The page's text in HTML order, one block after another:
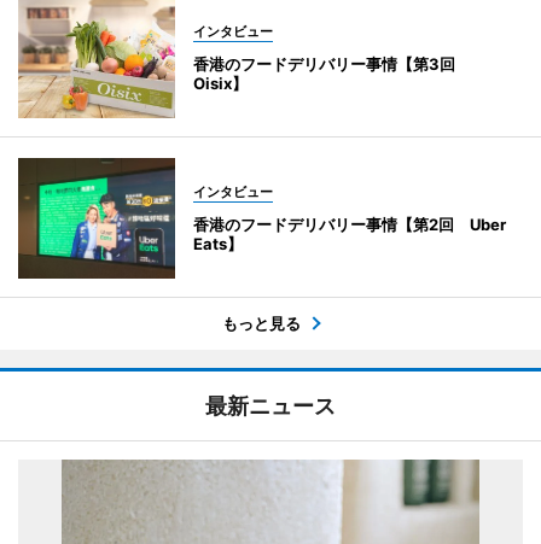
インタビュー
香港のフードデリバリー事情【第3回
Oisix】
インタビュー
香港のフードデリバリー事情【第2回 Uber
Eats】
もっと見る
最新ニュース